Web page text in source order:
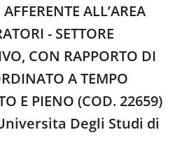
ALL’AREA
- SETTORE
CON RAPPORTO DI
A TEMPO
E PIENO (COD. 22659)
Degli Studi di